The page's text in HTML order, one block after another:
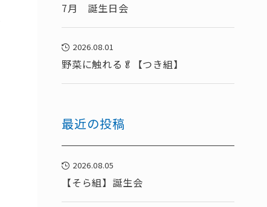
7月 誕生日会
2026.08.01
野菜に触れる🥬【つき組】
最近の投稿
2026.08.05
【そら組】誕生会